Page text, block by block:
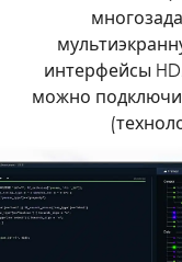
интерфейсы
можно